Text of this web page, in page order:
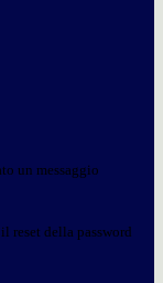
un messaggio
reset della password